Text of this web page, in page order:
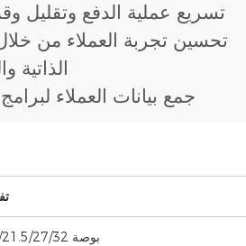
✅ تسريع عملية الدفع وتقليل
الذاتية
✅ جمع بيانات العملاء
15.6/21.5/27/32 بوصة